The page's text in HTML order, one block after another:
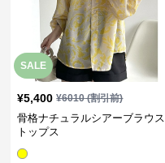
SALE
¥5,400 ¥6010(割引前)
骨格ナチュラルシアーブラウス
トップス